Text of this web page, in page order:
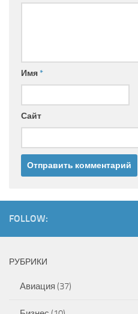
Имя*
Сайт
FOLLOW:
РУБРИКИ
Авиация (37)